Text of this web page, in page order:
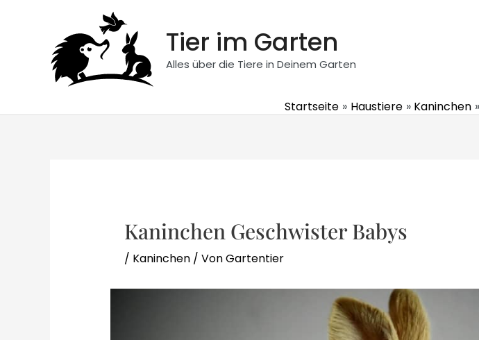
Tier im Garten
Alles über die Tiere in Deinem Garten
Startseite Haustiere Kaninchen
Kaninchen Geschwister Babys
/ Kaninchen/ VonGartentier